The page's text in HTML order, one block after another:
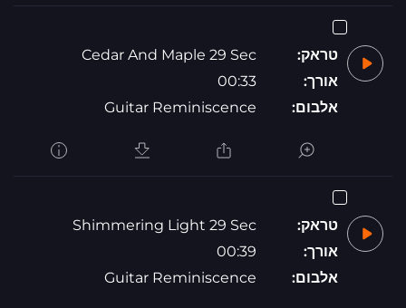
טראק:
Cedar And Maple 29 Sec
אורך:
00:33
אלבום:
Guitar Reminiscence
טראק:
Shimmering Light 29 Sec
אורך:
00:39
אלבום:
Guitar Reminiscence